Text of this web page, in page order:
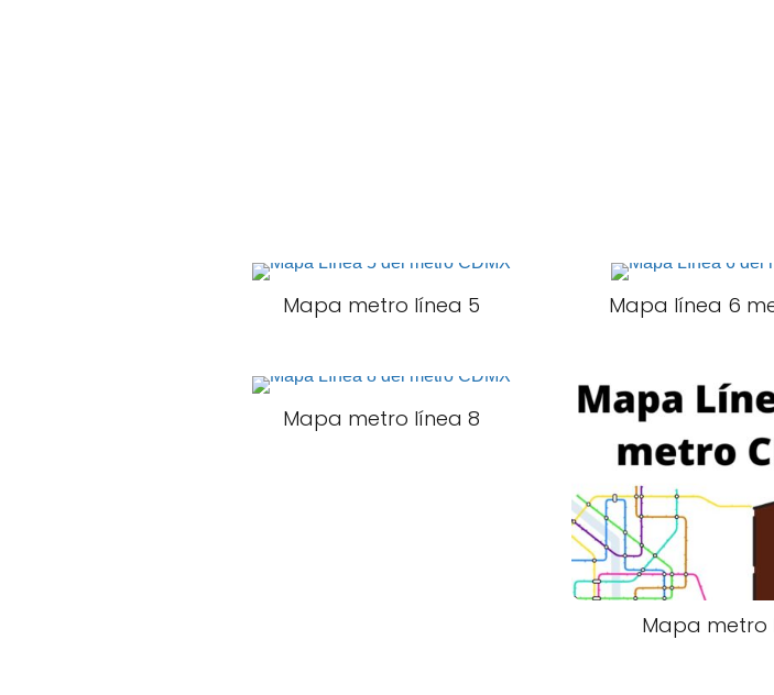
Mapa metro línea 5 Mapa línea 6
Mapa metro línea 8
Mapa metro